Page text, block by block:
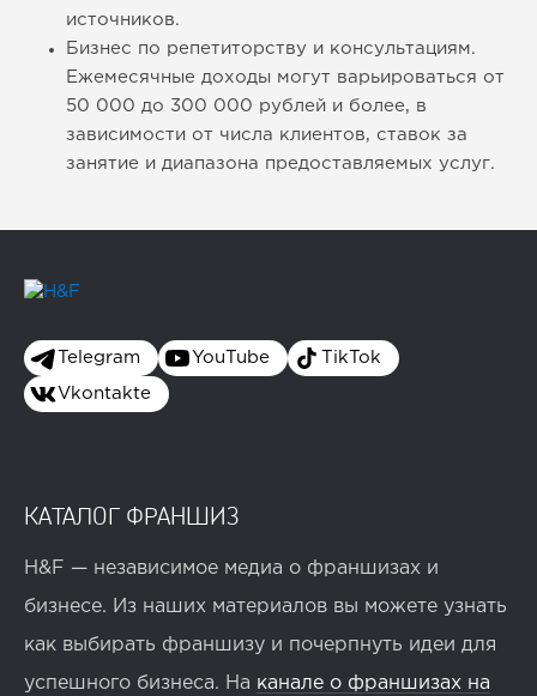
источников.
Бизнес по репетиторству и консультациям.
Ежемесячные доходы могут варьироваться от
50 000 до 300 000 рублей и более, в
зависимости от числа клиентов, ставок за
занятие и диапазона предоставляемых услуг.
Telegram YouTube TikTok
Vkontakte
КАТАЛОГ ФРАНШИЗ
H&F — независимое медиа о франшизах и
бизнесе. Из наших материалов вы можете узнать
как выбирать франшизу и почерпнуть идеи для
успешного бизнеса. На канале о франшизах на